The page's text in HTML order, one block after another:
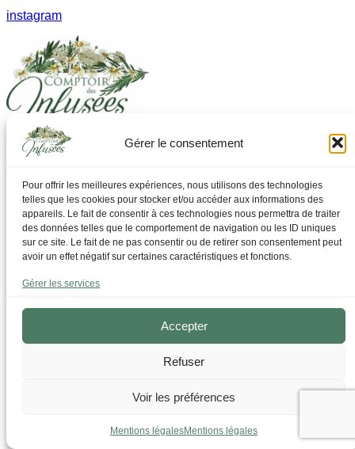
Gérer le consentement
Pour offrir les meilleures expériences, nous utilisons des technologies
telles que les cookies pour stocker et/ou accéder aux informations des
appareils. Le fait de consentir à ces technologies nous permettra de traiter
des données telles que le comportement de navigation ou les ID uniques
sur ce site. Le fait de ne pas consentir ou de retirer son consentement peut
avoir un effet négatif sur certaines caractéristiques et fonctions.
Gérer les services
Accepter
Refuser
Voir les préférences
Mentions légalesMentions légales
instagram
Laissez-vous guider pour trouver ce dont vous avez
besoin
Par Thématique
Allergies I Refroidissement
Articulations | os | Muscles
Circulation | Jambes lourdes
Confort urinaire
Détente | Relaxation
Drainage | Perte de poids
Femmes | Cycles
Foie | Métabolisme | Sucres
Immunité | Vitalité
Peau | Ongles | Cheveux
Tisanes bien-être